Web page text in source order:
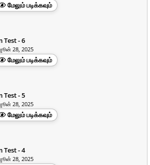
மேலும் படிக்கவும்
Test - 6
28, 2025
மேலும் படிக்கவும்
Test - 5
28, 2025
மேலும் படிக்கவும்
Test - 4
28, 2025